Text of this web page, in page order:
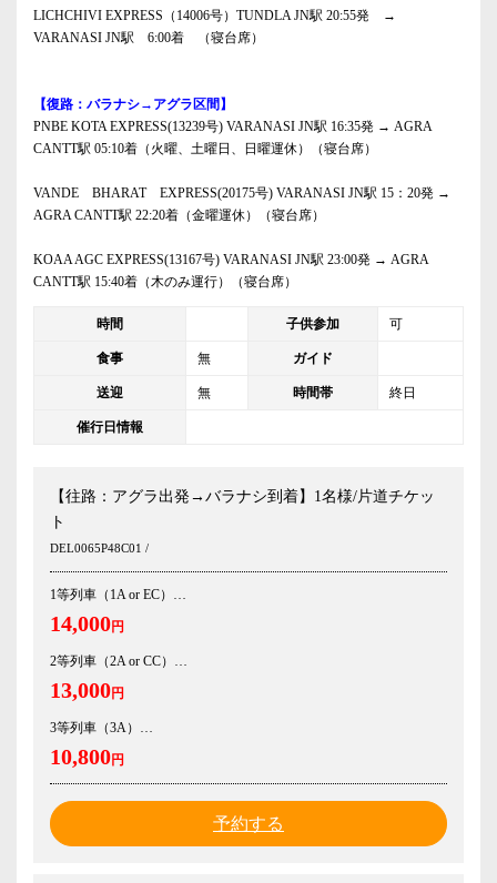
LICHCHIVI EXPRESS（14006号）TUNDLA JN駅 20:55発 →
VARANASI JN駅 6:00着 （寝台席）
【復路：バラナシ→アグラ区間】
PNBE KOTA EXPRESS(13239号) VARANASI JN駅 16:35発 → AGRA
CANTT駅 05:10着（火曜、土曜日、日曜運休）（寝台席）
VANDE BHARAT EXPRESS(20175号) VARANASI JN駅 15：20発 →
AGRA CANTT駅 22:20着（金曜運休）（寝台席）
KOAA AGC EXPRESS(13167号) VARANASI JN駅 23:00発 → AGRA
CANTT駅 15:40着（木のみ運行）（寝台席）
時間 子供参加 可
食事 無 ガイド
送迎 無 時間帯 終日
催行日情報
【往路：アグラ出発→バラナシ到着】1名様/片道チケッ
ト
DEL0065P48C01 /
1等列車（1A or EC）
14,000円
2等列車（2A or CC）
13,000円
3等列車（3A）
10,800円
予約する